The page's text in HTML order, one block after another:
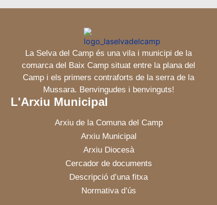
La Selva del Camp és una vila i municipi de la
comarca del Baix Camp situat entre la plana del
Camp i els primers contraforts de la serra de la
Mussara. Benvingudes i benvinguts!
L'Arxiu Municipal
Arxiu de la Comuna del Camp
Arxiu Municipal
Arxiu Diocesà
Cercador de documents
Descripció d’una fitxa
Normativa d’ús